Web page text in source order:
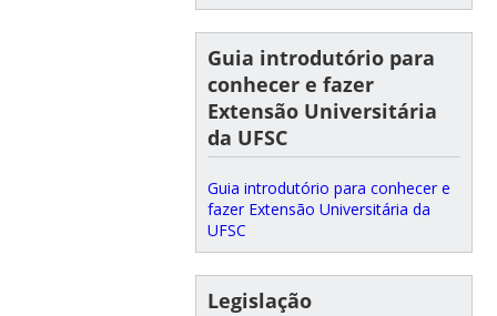
Guia introdutório para
conhecer e fazer
Extensão Universitária
da UFSC
Guia introdutório para conhecer e
fazer Extensão Universitária da
UFSC
Legislação